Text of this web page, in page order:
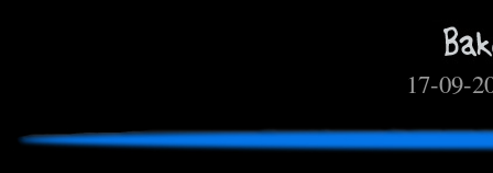
17-09-